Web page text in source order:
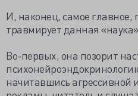
И, наконец, самое главное,
травмирует данная «наука».
Во-первых, она позорит
начитавшись агрессивной